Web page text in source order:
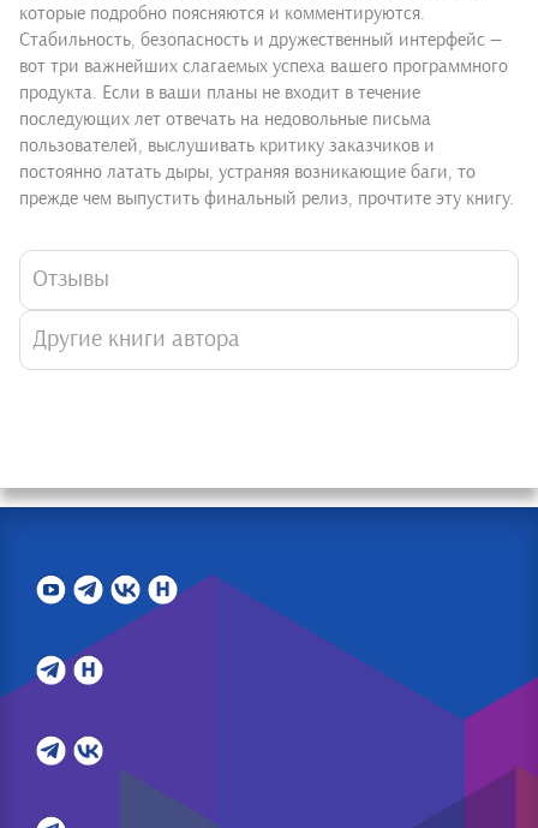
которые подробно поясняются и комментируются.
Стабильность, безопасность и дружественный интерфейс —
вот три важнейших слагаемых успеха вашего программного
продукта. Если в ваши планы не входит в течение
последующих лет отвечать на недовольные письма
пользователей, выслушивать критику заказчиков и
постоянно латать дыры, устраняя возникающие баги, то
прежде чем выпустить финальный релиз, прочтите эту книгу.
Отзывы
Другие книги автора